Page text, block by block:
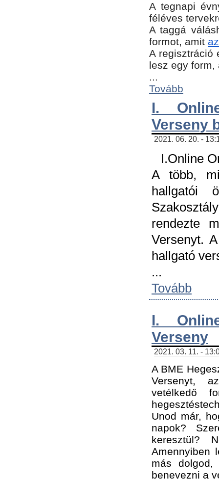
A tegnapi
féléves
A taggá
formot, amit
A regisztráció
lesz egy
...
Tovább
I.
Verseny
2021. 06. 20. -
I.Online
A több,
hallgatói
rendezte
Versenyt.
hallgató
...
Tovább
I.
Verseny
2021. 03. 11. -
A BME
Versenyt,
vetélkedő
Unod már,
napok?
keresztül?
Amennyiben
más
benevezni a